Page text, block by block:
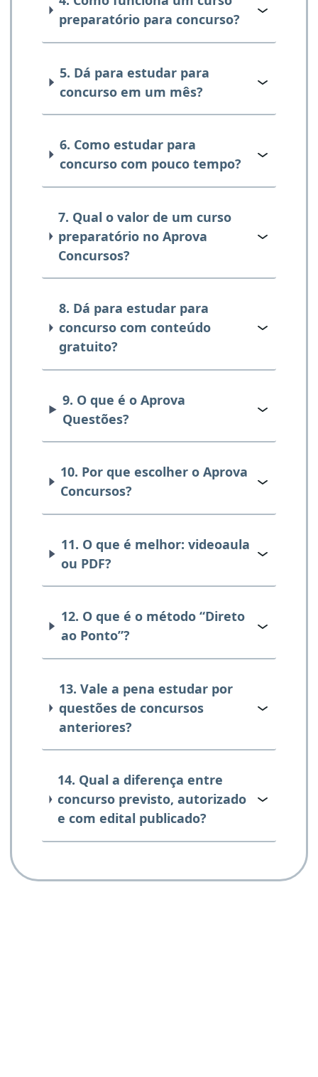
preparatório para concurso?
5. Dá para estudar para
concurso em um mês?
6. Como estudar para
concurso com pouco tempo?
7. Qual o valor de um curso
preparatório no Aprova
Concursos?
8. Dá para estudar para
concurso com conteúdo
gratuito?
9. O que é o Aprova
Questões?
10. Por que escolher o Aprova
Concursos?
11. O que é melhor: videoaula
ou PDF?
12. O que é o método “Direto
ao Ponto”?
13. Vale a pena estudar por
questões de concursos
anteriores?
14. Qual a diferença entre
concurso previsto, autorizado
e com edital publicado?